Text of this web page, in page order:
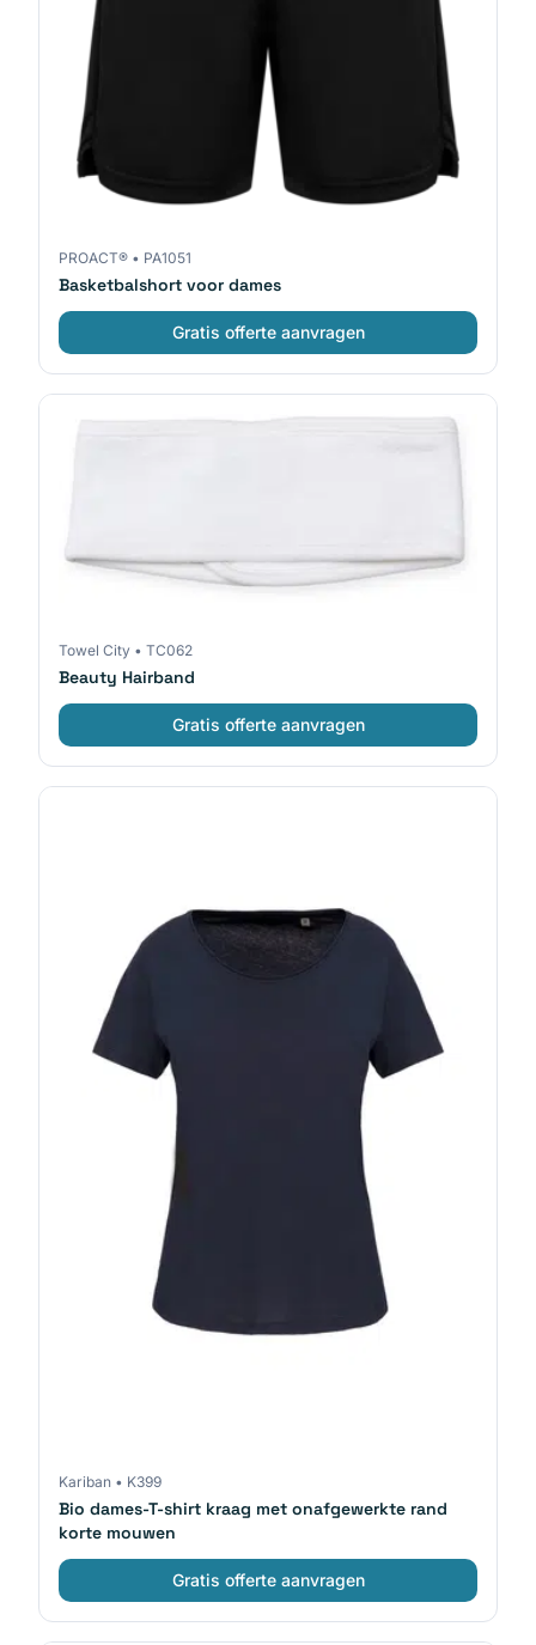
PROACT® • PA1051
Basketbalshort voor dames
Gratis offerte aanvragen
Towel City • TC062
Beauty Hairband
Gratis offerte aanvragen
Kariban • K399
Bio dames-T-shirt kraag met onafgewerkte rand
korte mouwen
Gratis offerte aanvragen